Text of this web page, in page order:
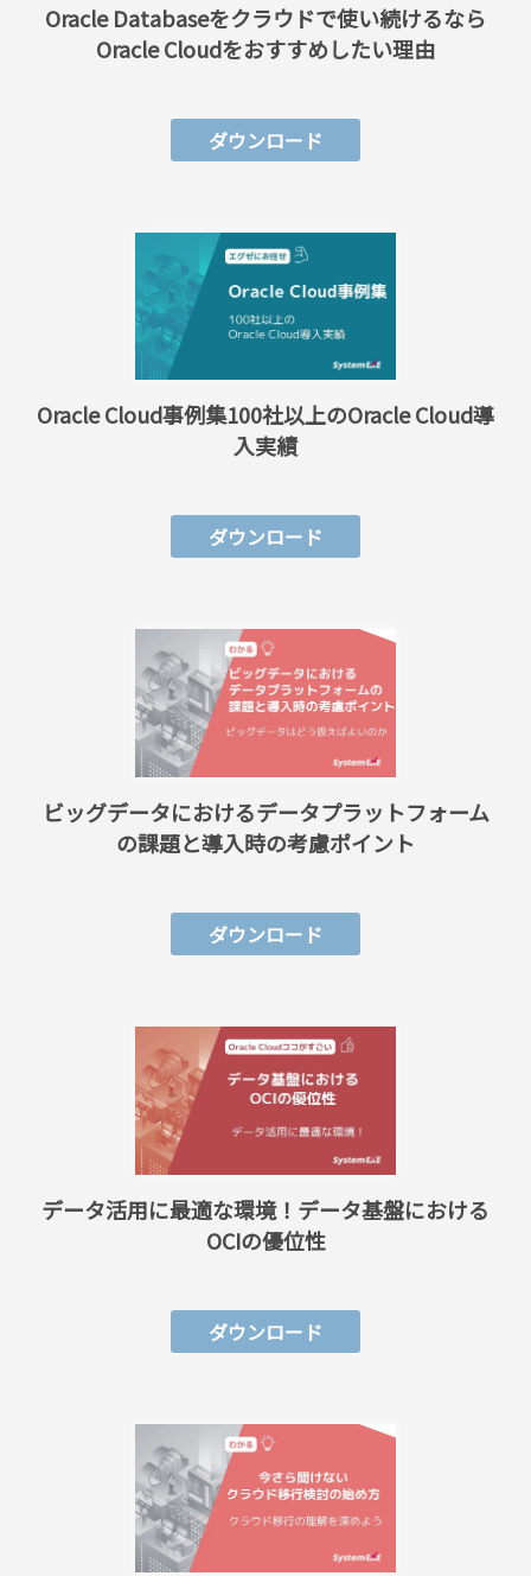
Oracle Databaseをクラウドで使い続けるなら
Oracle Cloudをおすすめしたい理由
ダウンロード
Oracle Cloud事例集100社以上のOracle Cloud導
入実績
ダウンロード
ビッグデータにおけるデータプラットフォーム
の課題と導入時の考慮ポイント
ダウンロード
データ活用に最適な環境！データ基盤における
OCIの優位性
ダウンロード